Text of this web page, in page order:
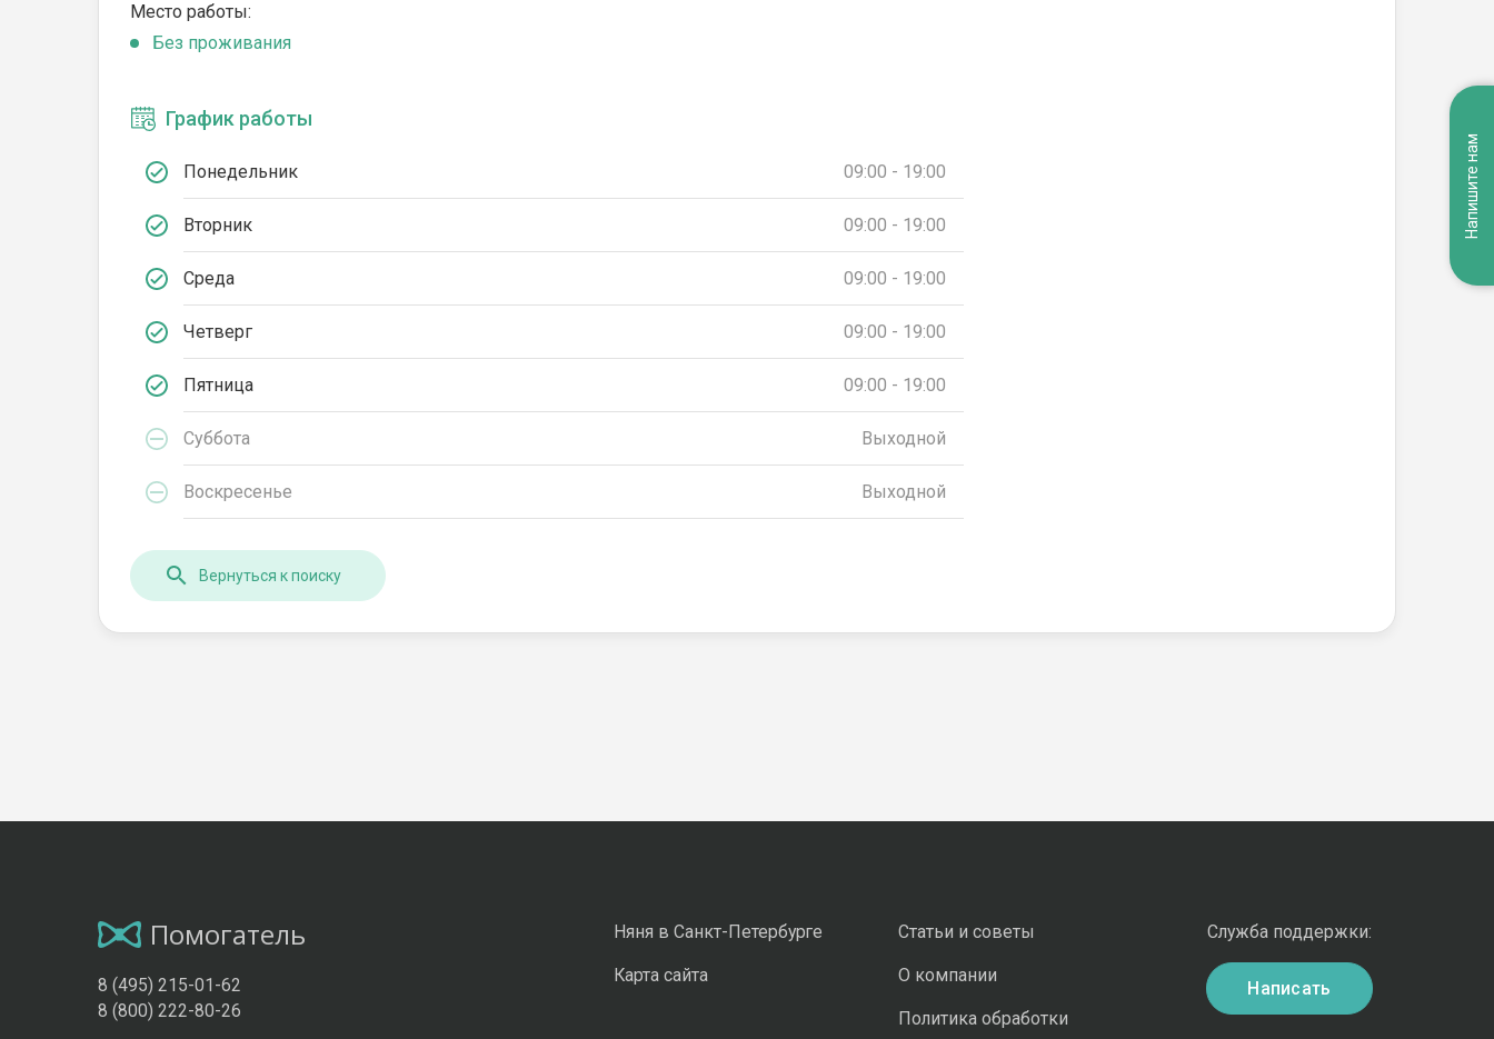
Место работы:
Без проживания
График работы
Понедельник 09:00 - 19:00
Вторник 09:00 - 19:00
Среда 09:00 - 19:00
Четверг 09:00 - 19:00
Пятница 09:00 - 19:00
Суббота Выходной
Воскресенье Выходной
Вернуться к поиску
Помогатель
8 (495) 215-01-62
8 (800) 222-80-26
Няня в Санкт-Петербурге
Карта сайта
Статьи и советы
О компании
Политика обработки
Служба поддержки:
Написать
Напишите нам